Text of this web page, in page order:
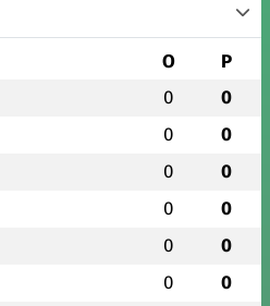
O P
0 0
0 0
0 0
0 0
0 0
0 0